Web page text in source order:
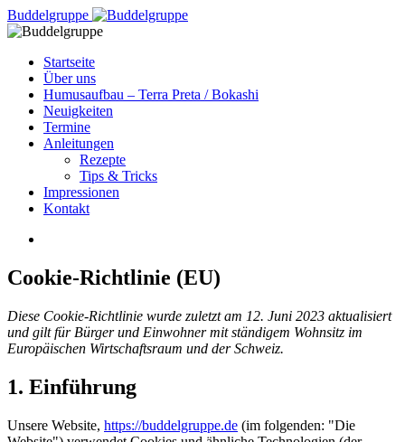
Buddelgruppe
Startseite
Über uns
Humusaufbau – Terra Preta / Bokashi
Neuigkeiten
Termine
Anleitungen
Rezepte
Tips & Tricks
Impressionen
Kontakt
Cookie-Richtlinie (EU)
Diese Cookie-Richtlinie wurde zuletzt am 12. Juni 2023 aktualisiert
und gilt für Bürger und Einwohner mit ständigem Wohnsitz im
Europäischen Wirtschaftsraum und der Schweiz.
1. Einführung
Unsere Website, https://buddelgruppe.de (im folgenden: "Die